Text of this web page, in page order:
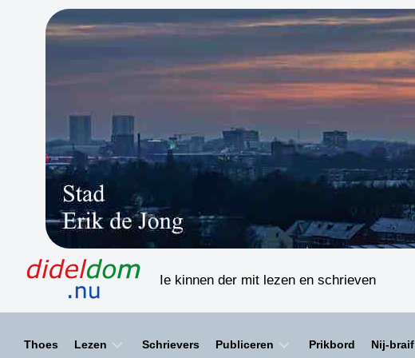
Ie kinnen der mit lezen en schrieven
Thoes Lezen Schrievers Publiceren Prikbord Nij-braif